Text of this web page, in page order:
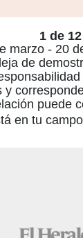
1 de 12
marzo - 20
de
y
puede
en tu